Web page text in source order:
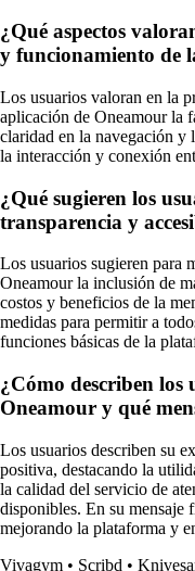
¿Qué aspectos
y funcionamiento de
Los usuarios valoran en la
aplicación de Oneamour la
claridad en la navegación y
la interacción y conexión
¿Qué sugieren los
transparencia y
Los usuarios sugieren para
Oneamour la inclusión de
costos y beneficios de la
medidas para permitir a
funciones básicas de la
¿Cómo describen los
Oneamour y qué
Los usuarios describen su
positiva, destacando la
la calidad del servicio de
disponibles. En su mensaje
mejorando la plataforma y
Vivagym • Scribd •